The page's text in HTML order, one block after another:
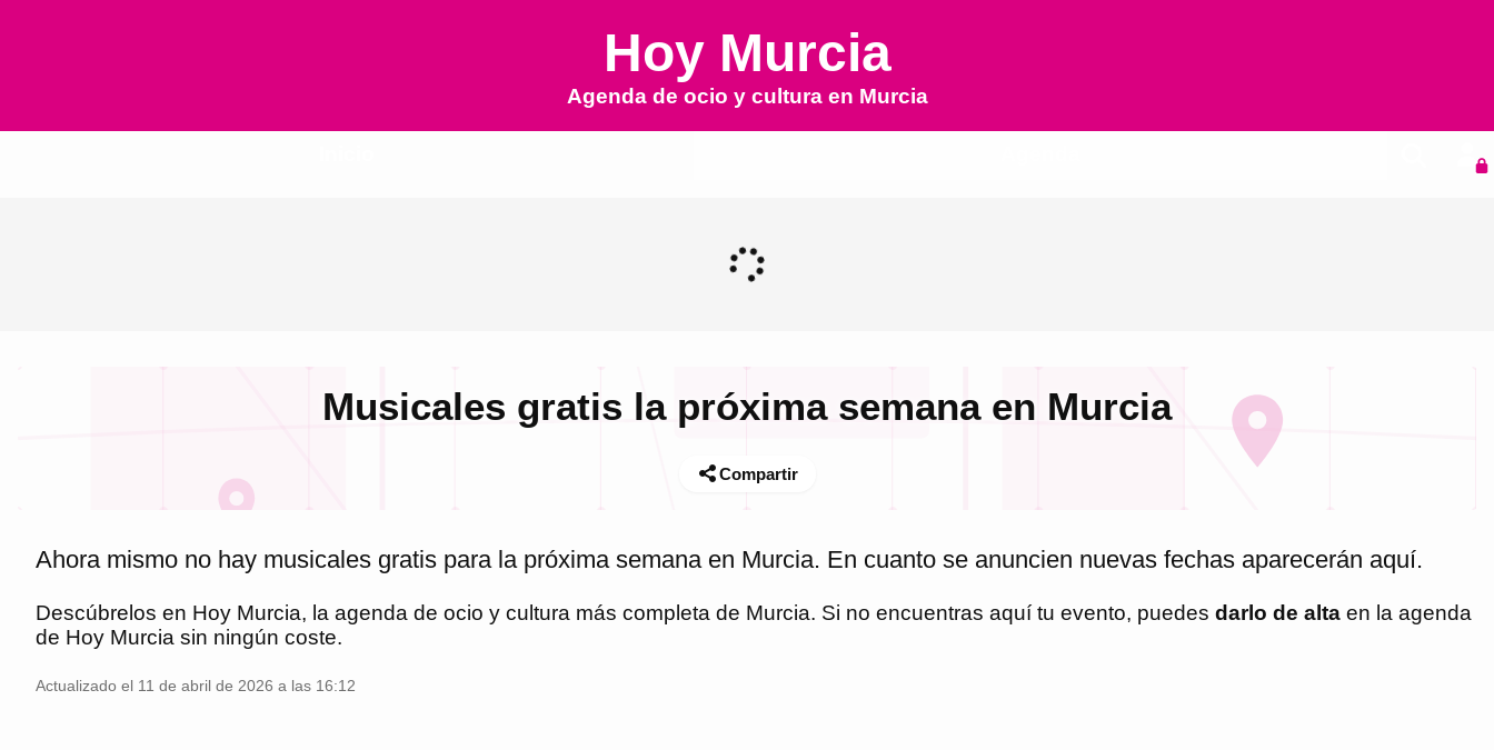
Hoy Murcia
Agenda de ocio y cultura en Murcia
Musicales gratis la próxima semana en Murcia
Compartir
Ahora mismo no hay musicales gratis para la próxima semana en Murcia. En cuanto se anuncien nuevas fechas aparecerán aquí.
Descúbrelos en Hoy Murcia, la agenda de ocio y cultura más completa de Murcia. Si no encuentras aquí tu evento, puedes darlo de alta en la agenda
de Hoy Murcia sin ningún coste.
Actualizado el 11 de abril de 2026 a las 16:12